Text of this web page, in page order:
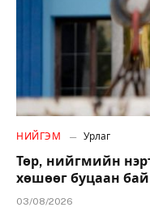
НИЙГЭМ Урлаг
Төр, нийгмийн
хөшөөг буцаан
03/08/2026